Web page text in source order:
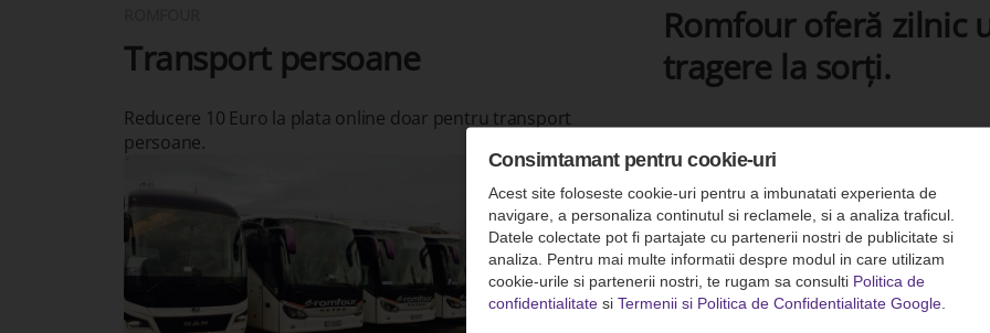
Transport persoane
Reducere 10 Euro la plata online doar pentru transport
persoane.
Romfour oferă zilnic
tragere la sorți.
Consimtamant pentru cookie-uri
Acest site foloseste cookie-uri pentru a imbunatati experienta de
navigare, a personaliza continutul si reclamele, si a analiza traficul.
Datele colectate pot fi partajate cu partenerii nostri de publicitate si
analiza. Pentru mai multe informatii despre modul in care utilizam
cookie-urile si partenerii nostri, te rugam sa consulti Politica de
confidentialitate si Termenii si Politica de Confidentialitate Google